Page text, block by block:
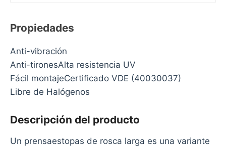
Propiedades
Anti-vibración
Anti-tironesAlta resistencia UV
Fácil montajeCertificado VDE (40030037)
Libre de Halógenos
Descripción del producto
Un prensaestopas de rosca larga es una variante